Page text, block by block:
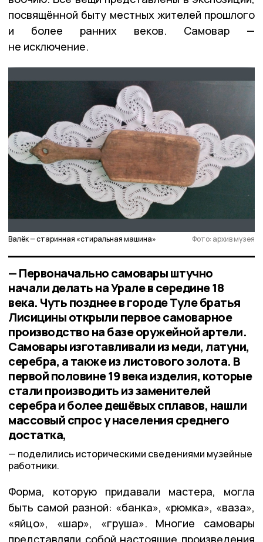
посвящённой быту местных жителей прошлого
и более ранних веков. Самовар —
не исключение.
Валёк — старинная «стиральная машина» Фото: архив музея
— Первоначально самовары штучно
начали делать на Урале в середине 18
века. Чуть позднее в городе Туле братья
Лисицины открыли первое самоварное
производство на базе оружейной артели.
Самовары изготавливали из меди, латуни,
серебра, а также из листового золота. В
первой половине 19 века изделия, которые
стали производить из заменителей
серебра и более дешёвых сплавов, нашли
массовый спрос у населения среднего
достатка,
поделились историческими сведениями музейные
работники.
Форма, которую придавали мастера, могла
быть самой разной: «банка», «рюмка», «ваза»,
«яйцо», «шар», «груша». Многие самовары